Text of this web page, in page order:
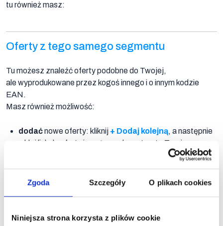
Zgoda Szczegóły O plikach cookies
Niniejsza strona korzysta z plików cookie
tu również masz:
Oferty z tego samego segmentu
Tu możesz znaleźć oferty podobne do Twojej,
ale wyprodukowane przez kogoś innego i o innym kodzie
EAN.
Masz również możliwość:
Dodaj
dodaćnowe oferty: kliknij + Dodaj kolejną, a następnie
wklej link do oferty innego producenta – to Ty wiesz
najlepiej, kogo uważasz za konkurencyjnego producenta
i które oferty warto tu dodać lub zostawić (spośród tych
sugerowanych przezBerryboo
dopasowaniem z segmentu – użyj ikonki kosza przy
Filtruj